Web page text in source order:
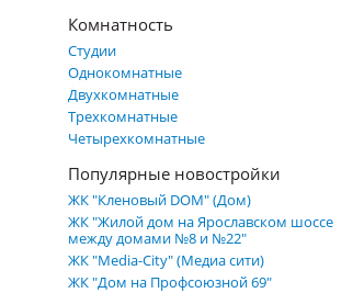
Комнатность
Студии
Однокомнатные
Двухкомнатные
Трехкомнатные
Четырехкомнатные
Популярные новостройки
ЖК "Кленовый DOM" (Дом)
ЖК "Жилой дом на Ярославском шоссе
между домами №8 и №22"
ЖК "Media-City" (Медиа сити)
ЖК "Дом на Профсоюзной 69"